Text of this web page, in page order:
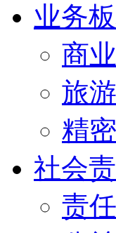
业务
商
旅
精
社会
责